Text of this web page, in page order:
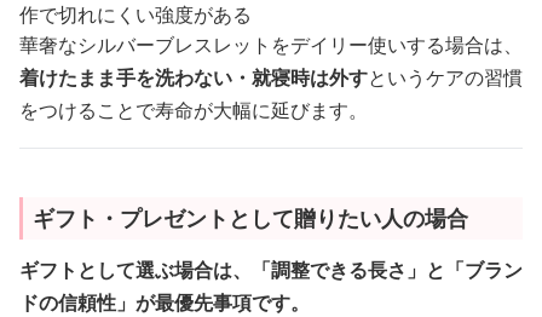
作で切れにくい強度がある
華奢なシルバーブレスレットをデイリー使いする場合は、
着けたまま手を洗わない・就寝時は外すというケアの習慣
をつけることで寿命が大幅に延びます。
ギフト・プレゼントとして贈りたい人の場合
ギフトとして選ぶ場合は、「調整できる長さ」と「ブラン
ドの信頼性」が最優先事項です。